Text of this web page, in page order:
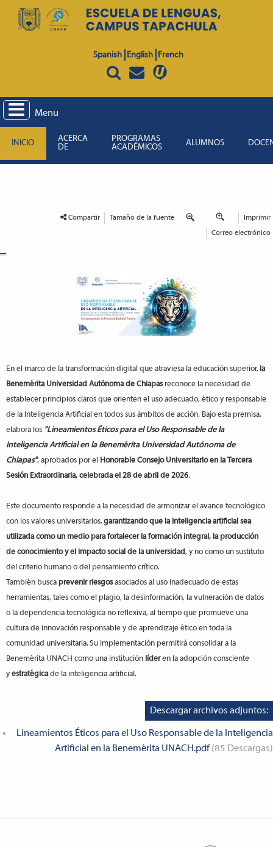
Spanish English French
Menu
INICIO
ACERCA
DE
PROGRAMAS
ACADÉMICOS
ALUMNOS
Compartir Tamaño de la fuente Imprimir
Correo electrónico
En el marco de la transformación digital que atraviesa la educación superior, la
Benemérita Universidad Autónoma de Chiapasreconoce la necesidad de
establecer principios claros que orienten el uso adecuado, ético y responsable
de la Inteligencia Artificial en todos sus ámbitos de acción. Bajo esta premisa,
elabora los "Lineamientos Éticos para el Uso Responsable de la
Inteligencia Artificial en la Benemérita Universidad Autónoma de
Chiapas", aprobados por el
Honorable Consejo Universitario en la Tercera
Sesión Extraordinaria, celebrada el 28 de abril de 2026.
Este documento responde a la necesidad de armonizar el avance tecnológico
con los valores universitarios, garantizando que la inteligencia artificial sea
utilizada como un medio para fortalecer la formación integral, la producción
de conocimiento y el impacto social de la universidad, y no como un sustituto
del criterio humano o del pensamiento crítico.
También busca prevenir riesgosasociados al uso inadecuado de estas
herramientas, tales como el plagio, la desinformación, la vulneración de datos
o la dependencia tecnológica no reflexiva, al tiempo que promueve una
cultura de innovación responsable y de aprendizaje ético en toda la
comunidad universitaria.Su implementación permitirá consolidar a la
Benemérita UNACH como una institución líderen la adopción consciente
y estratégicade la inteligencia artificial.
Descargar archivos adjuntos:
Lineamientos Éticos para el Uso Responsable de la Inteligencia
Artificial en la Benemérita UNACH.pdf (85 Descargas)